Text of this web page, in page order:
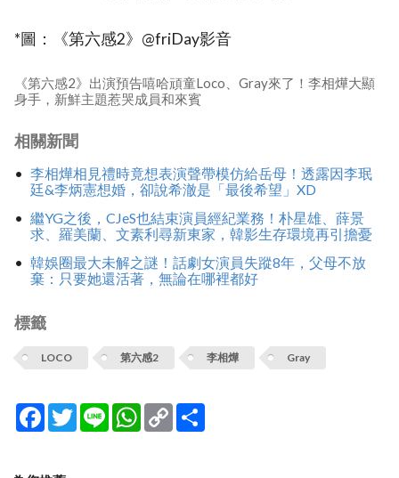
*圖：《第六感2》@friDay影音
《第六感2》出演預告嘻哈頑童Loco、Gray來了！李相燁大顯
身手，新鮮主題惹哭成員和來賓
相關新聞
李相燁相見禮時竟想表演聲帶模仿給岳母！透露因李珉
廷&李炳憲想婚，卻說希澈是「最後希望」XD
繼YG之後，CJeS也結束演員經紀業務！朴星雄、薛景
求、羅美蘭、文素利尋新東家，韓影生存環境再引擔憂
韓娛圈最大未解之謎！話劇女演員失蹤8年，父母不放
棄：只要她還活著，無論在哪裡都好
標籤
LOCO 第六感2 李相燁 Gray
Facebook
TwitterLine WhatsApp
Copy
Link